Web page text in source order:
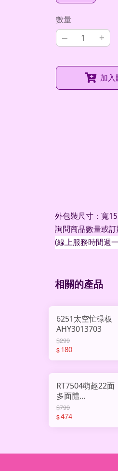
數量
– +
加入
外包裝尺寸：寬
詢問商品數量或
(線上服務時間週
相關的產品
6251太空忙碌板
AHY3013703
$299
$180
RT7504萌趣22面
多面體
AHY3000682
$799
$474